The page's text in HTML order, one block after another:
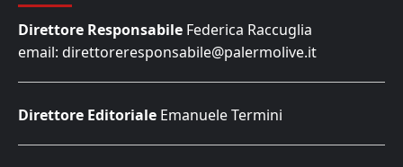
Direttore Responsabile Federica Raccuglia
email: direttoreresponsabile@palermolive.it
Direttore Editoriale Emanuele Termini